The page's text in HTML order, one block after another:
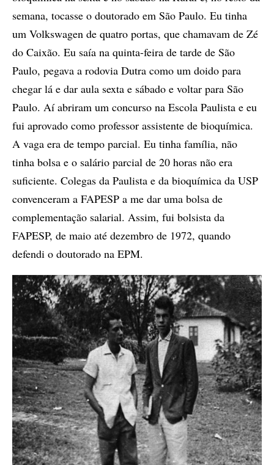
semana, tocasse o doutorado em São Paulo. Eu tinha
um Volkswagen de quatro portas, que chamavam de Zé
do Caixão. Eu saía na quinta-feira de tarde de São
Paulo, pegava a rodovia Dutra como um doido para
chegar lá e dar aula sexta e sábado e voltar para São
Paulo. Aí abriram um concurso na Escola Paulista e eu
fui aprovado como professor assistente de bioquímica.
A vaga era de tempo parcial. Eu tinha família, não
tinha bolsa e o salário parcial de 20 horas não era
suficiente. Colegas da Paulista e da bioquímica da USP
convenceram a FAPESP a me dar uma bolsa de
complementação salarial. Assim, fui bolsista da
FAPESP, de maio até dezembro de 1972, quando
defendi o doutorado na EPM.